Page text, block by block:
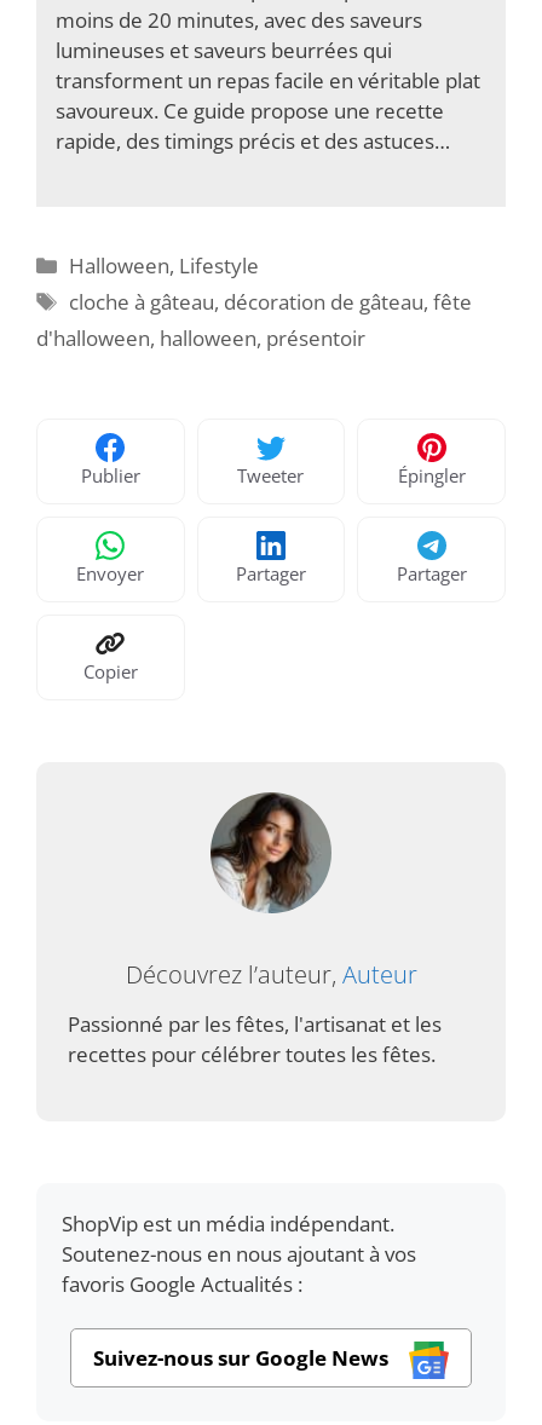
moins de 20 minutes, avec des saveurs
lumineuses et saveurs beurrées qui
transforment un repas facile en véritable plat
savoureux. Ce guide propose une recette
rapide, des timings précis et des astuces…
Catégories
Halloween, Lifestyle
Étiquettes
cloche à gâteau, décoration de gâteau,fête
d'halloween, halloween, présentoir
Publier Tweeter Épingler
Envoyer Partager Partager
Copier
Découvrez l’auteur, Auteur
Passionné par les fêtes, l'artisanat et les
recettes pour célébrer toutes les fêtes.
ShopVip est un média indépendant.
Soutenez-nous en nous ajoutant à vos
favoris Google Actualités :
Suivez-nous sur Google News